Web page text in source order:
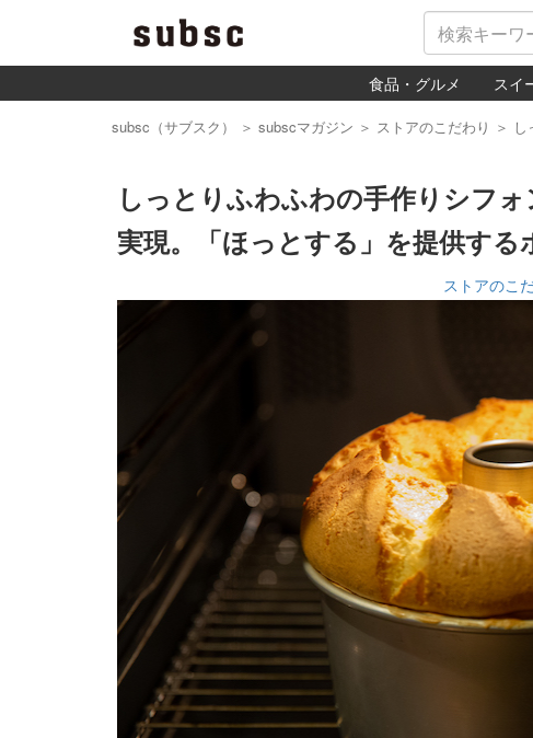
食品・グルメ スイ
subsc（サブスク） ＞ subscマガジン ＞ ストアのこだわり ＞
しっとりふわふわの手作りシフ
実現。「ほっとする」を提供する
ストアのこ